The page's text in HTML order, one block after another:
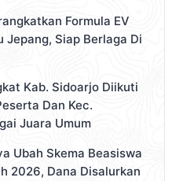
Formula EV
Jepang, Siap Berlaga Di
Kab. Sidoarjo Diikuti
Dan Kec.
Juara Umum
Ubah Skema Beasiswa
2026, Dana Disalurkan